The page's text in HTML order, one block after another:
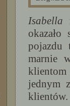
Isabella
pojazdu
marnie
klientom
jednym
klientów.